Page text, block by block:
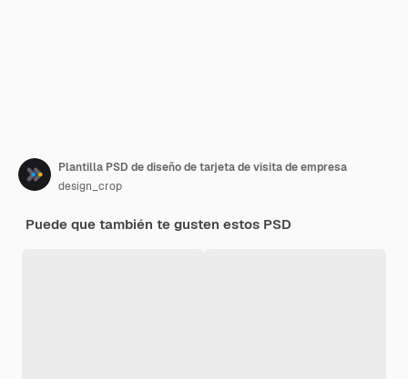
Plantilla PSD de diseño de tarjeta de visita de empresa
design_crop
Puede que también te gusten estos PSD